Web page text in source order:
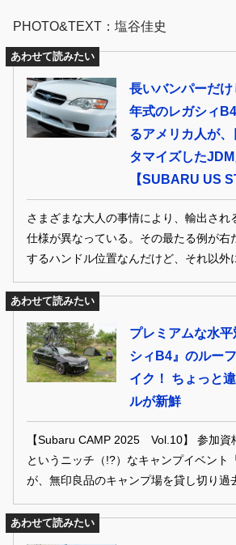
PHOTO&TEXT：塩谷佳史
あわせて読みたい
長いバンパーだ
年式のレガシィ
るアメリカ人が
タマイズした
【SUBARU US
さまざまな大人の事情により、輸出され
仕様が異なっている。その最たる例が右
するハンドル位置なんだけど、それ以外
あわせて読みたい
プレミアムな水
シィB4』のルー
イク！ ちょっと
ルが新鮮
【Subaru CAMP 2025 Vol.10】 参加資
というニッチ（!?）なキャンプイベント
が、無印良品のキャンプ場を貸し切り過
うこともり、SUBARU本社から生粋のス
あわせて読みたい